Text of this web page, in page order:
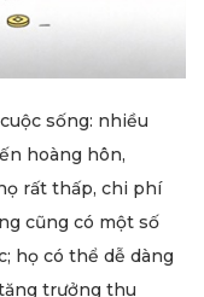
sống: nhiều
hoàng hôn,
rất thấp, chi phí
cũng có một số
họ có thể dễ dàng
trưởng thu